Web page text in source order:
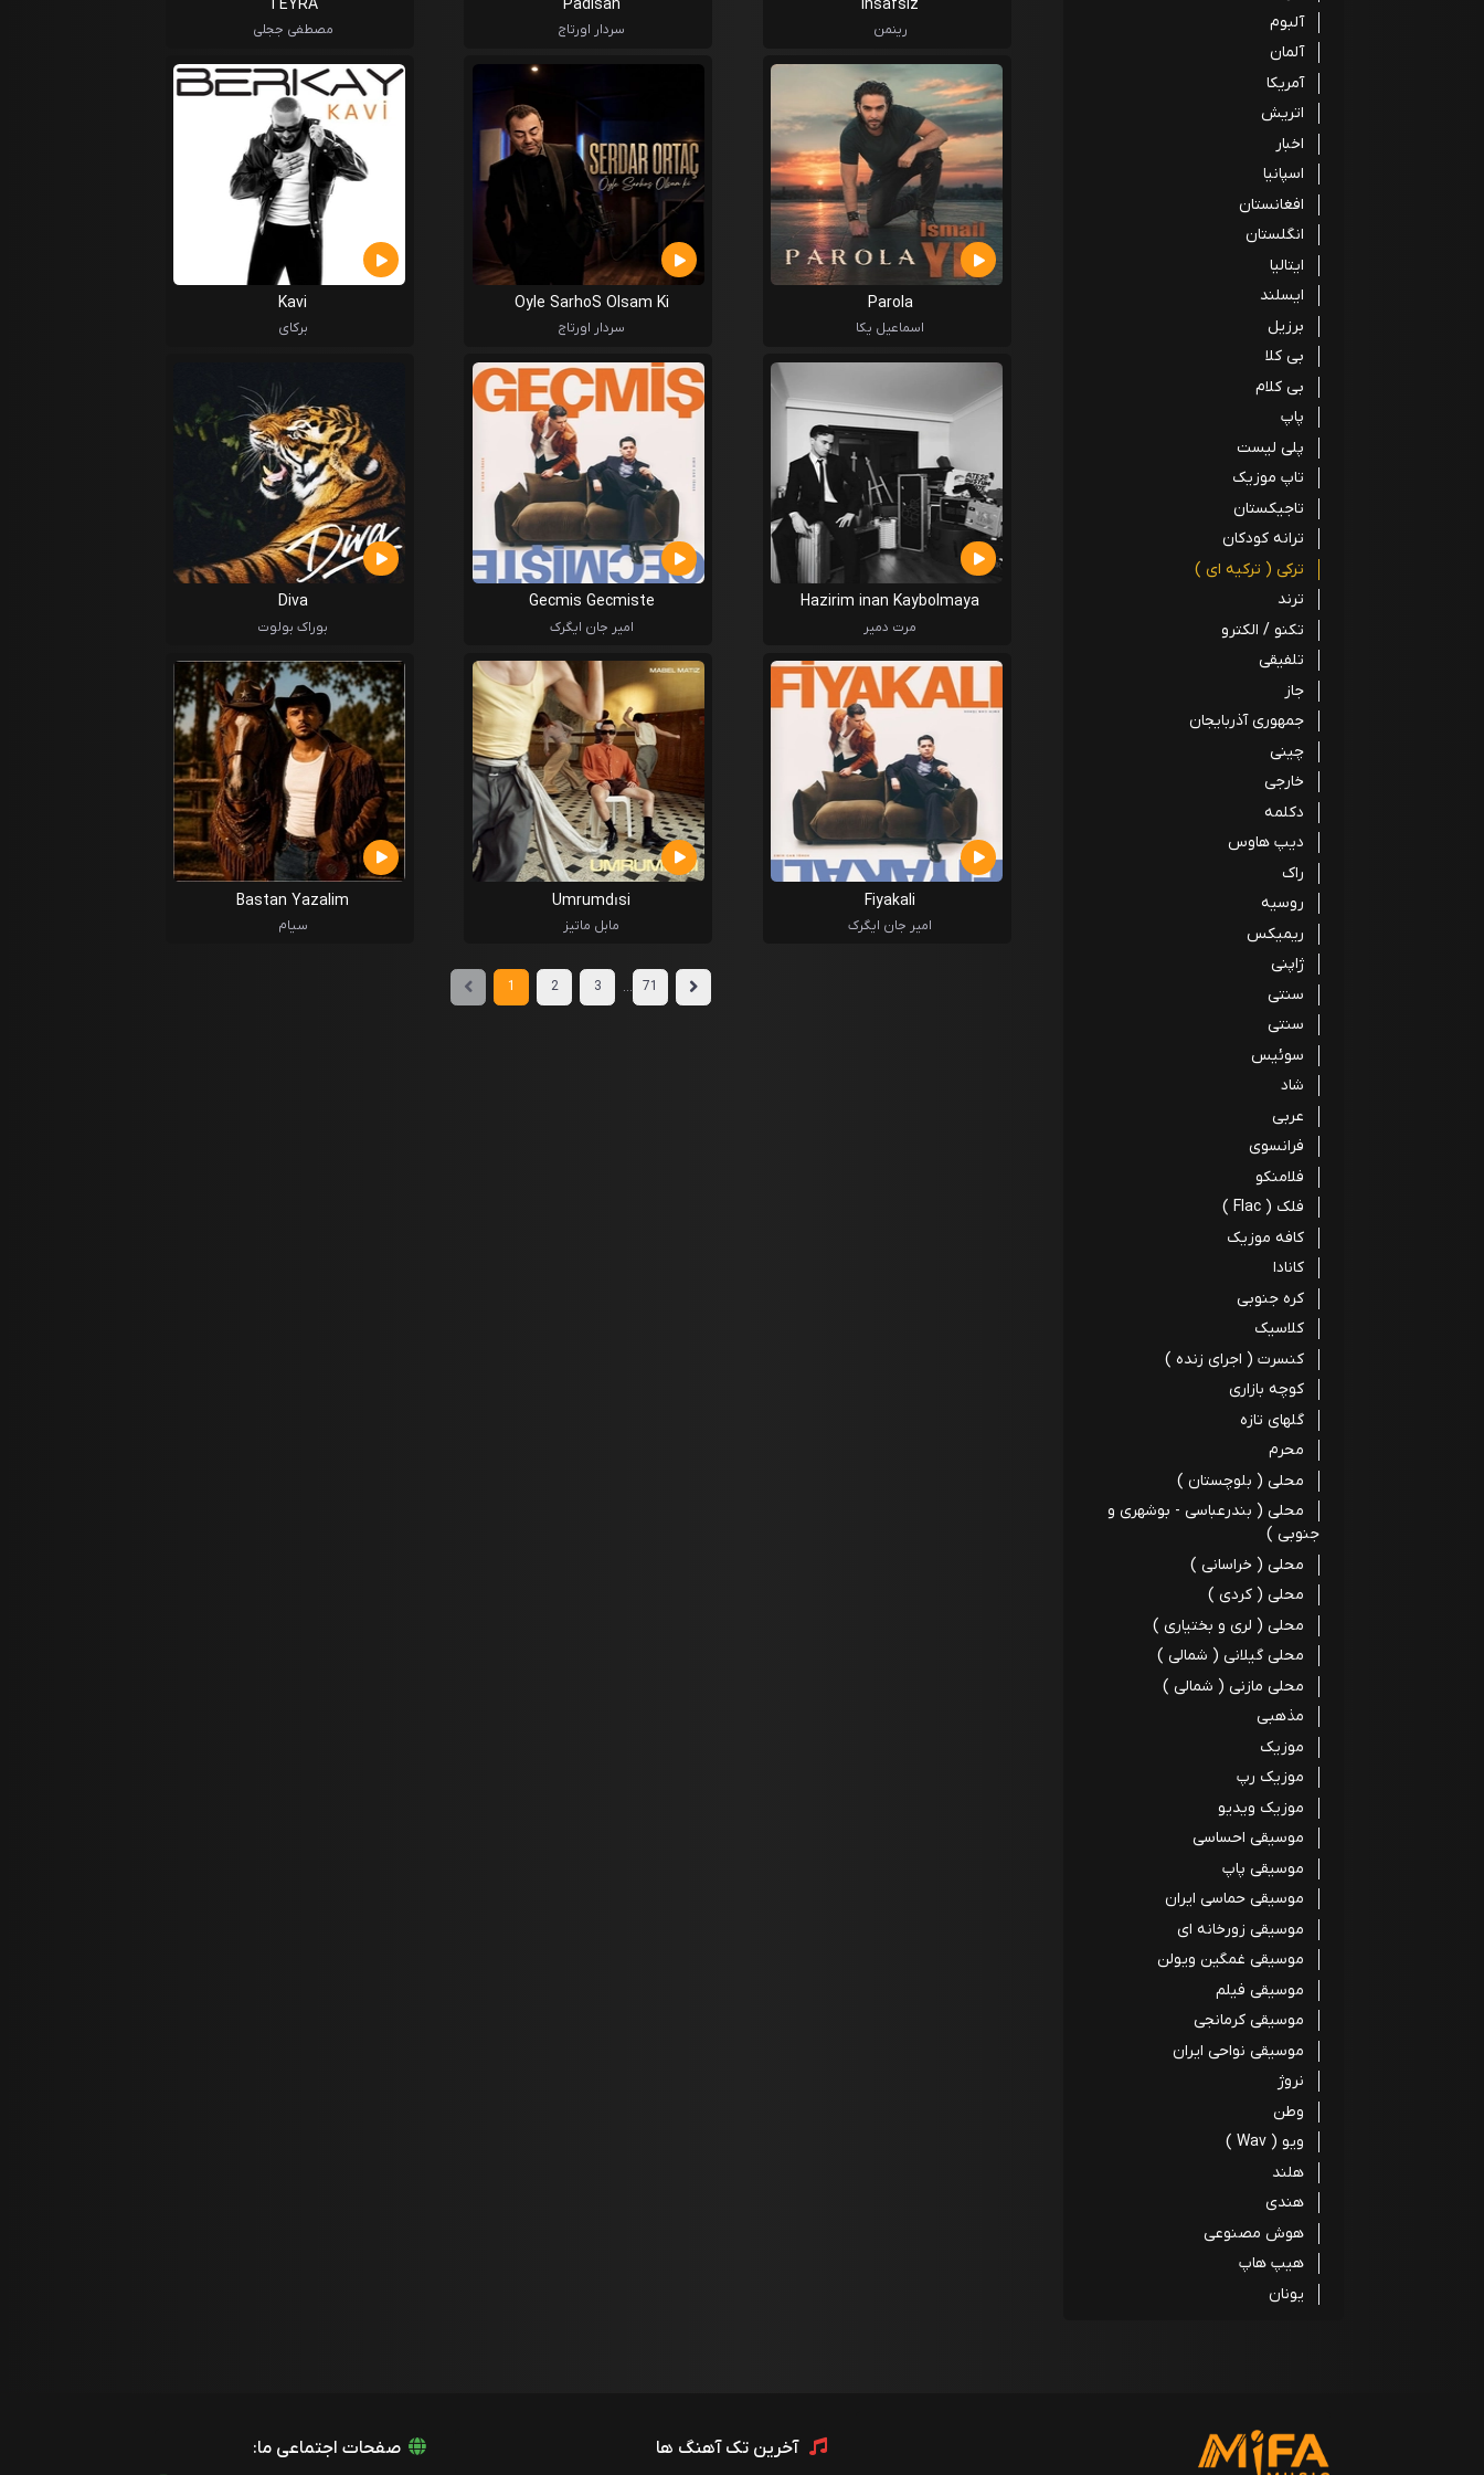
آلبوم
آلمان
آمریکا
اتریش
اخبار
اسپانیا
افغانستان
انگلستان
ایتالیا
ایسلند
برزیل
بی کلا
بی کلام
پاپ
پلی لیست
تاپ موزیک
تاجیکستان
ترانه کودکان
ترکی ( ترکیه ای )
ترند
تکنو / الکترو
تلفیقی
جاز
جمهوری آذربایجان
چینی
خارجی
دکلمه
دیپ هاوس
راک
روسیه
ریمیکس
ژاپنی
سنتی
سنتی
سوئیس
شاد
عربی
فرانسوی
فلامنکو
فلک ( Flac )
کافه موزیک
کانادا
کره جنوبی
کلاسیک
کنسرت ( اجرای زنده )
کوچه بازاری
گلهای تازه
محرم
محلی ( بلوچستان )
محلی ( بندرعباسی - بوشهری و
جنوبی )
محلی ( خراسانی )
محلی ( کردی )
محلی ( لری و بختیاری )
محلی گیلانی ( شمالی )
محلی مازنی ( شمالی )
مذهبی
موزیک
موزیک رپ
موزیک ویدیو
موسیقی احساسی
موسیقی پاپ
موسیقی حماسی ایران
موسیقی زورخانه ای
موسیقی غمگین ویولن
موسیقی فیلم
موسیقی کرمانجی
موسیقی نواحی ایران
نروژ
وطن
ویو ( Wav )
هلند
هندی
هوش مصنوعی
هیپ هاپ
یونان
Insafsiz
رینمن
Padisah
سردار اورتاج
TEYRA
مصطفی ججلی
Parola
اسماعیل یکا
Oyle SarhoS Olsam Ki
سردار اورتاج
Kavi
برکای
Hazirim inan Kaybolmaya
مرت دمیر
Gecmis Gecmiste
امیر جان ایگرک
Diva
بوراک بولوت
Fiyakali
امیر جان ایگرک
Umrumdısi
مابل ماتیز
Bastan Yazalim
سیام
1 2 3 ... 71
آخرین تک آهنگ ها صفحات اجتماعی ما: